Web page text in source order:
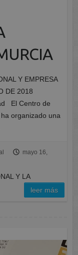
Y EMPRESA
DE 2018
El Centro de
organizado una
mayo 16,
Y LA
leer más